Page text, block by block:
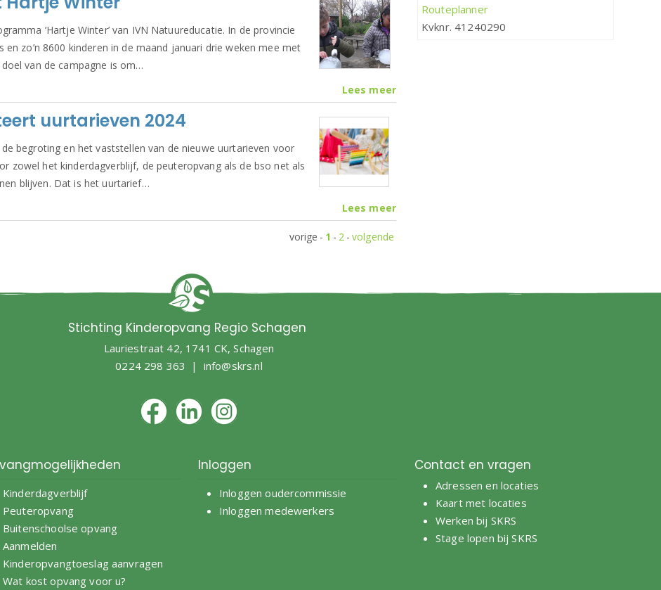
’Hartje Winter’ van IVN Natuureducatie. In de provincie
zo’n 8600 kinderen in de maand januari drie weken mee met
doel van de campagne is om…
Lees meer
uurtarieven 2024
begroting en het vaststellen van de nieuwe uurtarieven voor
zowel het kinderdagverblijf, de peuteropvang als de bso net als
blijven. Dat is het uurtarief…
Lees meer
vorige - 1 - 2 - volgende
Routeplanner
Kvknr. 41240290
Stichting Kinderopvang Regio Schagen
Lauriestraat 42, 1741 CK, Schagen
0224 298 363 | info@skrs.nl
Kinderdagverblijf
Peuteropvang
Buitenschoolse opvang
Aanmelden
Kinderopvangtoeslag aanvragen
Wat kost opvang voor u?
Inloggen
Inloggen oudercommissie
Inloggen medewerkers
Contact en vragen
Adressen en locaties
Kaart met locaties
Werken bij SKRS
Stage lopen bij SKRS